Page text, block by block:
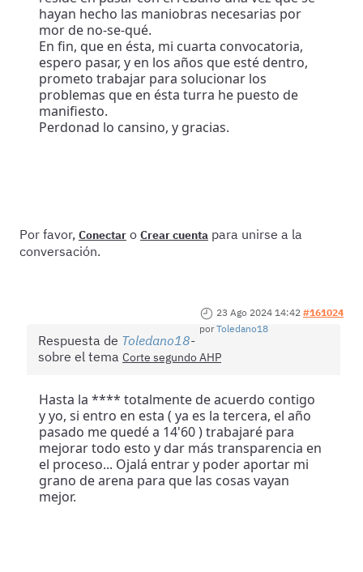
hayan hecho las maniobras necesarias por
mor de no-se-qué.
En fin, que en ésta, mi cuarta convocatoria,
espero pasar, y en los años que esté dentro,
prometo trabajar para solucionar los
problemas que en ésta turra he puesto de
manifiesto.
Perdonad lo cansino, y gracias.
Por favor, Conectar o Crear cuenta para unirse a la
conversación.
23 Ago 2024 14:42 #161024
porToledano18
Respuesta de Toledano18
sobre el tema Corte segundo AHP
Hasta la **** totalmente de acuerdo contigo
y yo, si entro en esta ( ya es la tercera, el año
pasado me quedé a 14'60 ) trabajaré para
mejorar todo esto y dar más transparencia en
el proceso... Ojalá entrar y poder aportar mi
grano de arena para que las cosas vayan
mejor.